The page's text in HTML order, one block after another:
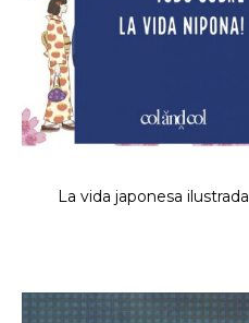
La vida japonesa ilustrada